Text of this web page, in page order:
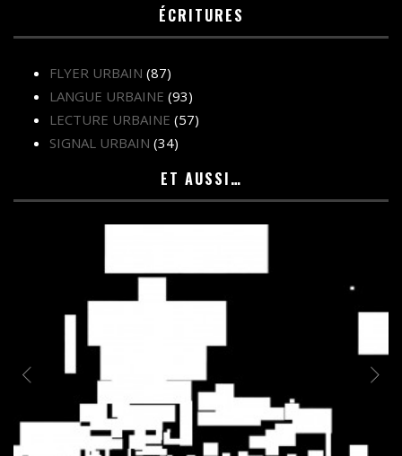
ÉCRITURES
FLYER URBAIN (87)
LANGUE URBAINE (93)
LECTURE URBAINE (57)
SIGNAL URBAIN (34)
ET AUSSI…